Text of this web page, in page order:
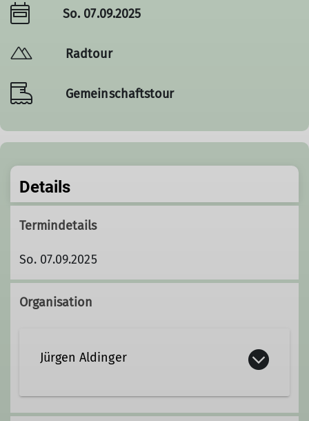
So. 07.09.2025
Radtour
Gemeinschaftstour
Details
Termindetails
So. 07.09.2025
Organisation
Jürgen Aldinger
j.aldinger@segler-it.de